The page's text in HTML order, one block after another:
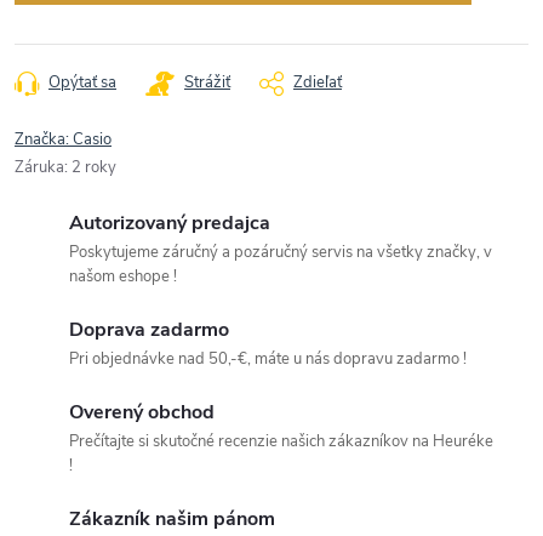
Opýtať sa Strážiť Zdieľať
Značka:Casio
Záruka: 2 roky
Autorizovaný predajca
Poskytujeme záručný a pozáručný servis na všetky značky, v
našom eshope !
Doprava zadarmo
Pri objednávke nad 50,-€, máte u nás dopravu zadarmo !
Overený obchod
Prečítajte si skutočné recenzie našich zákazníkov na Heuréke
!
Zákazník našim pánom